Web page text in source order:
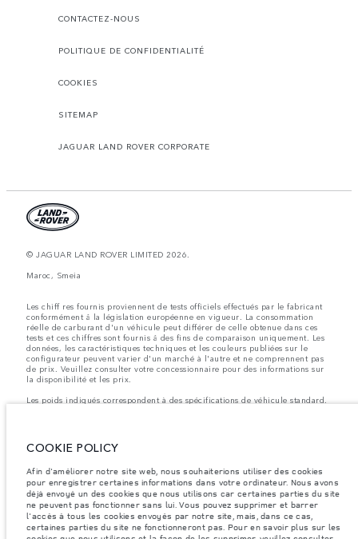
CONTACTEZ-NOUS
POLITIQUE DE CONFIDENTIALITÉ
COOKIES
SITEMAP
JAGUAR LAND ROVER CORPORATE
© JAGUAR LAND ROVER LIMITED 2026.
Maroc, Smeia
Les chiff res fournis proviennent de tests officiels effectués par le fabricant
conformément å la législation européenne en vigueur. La consommation
réelle de carburant d'un véhicule peut différer de celle obtenue dans ces
tests et ces chiffres sont fournis å des fins de comparaison uniquement. Les
données, les caractéristiques techniques et les couleurs publiées sur le
configurateur peuvent varier d'un marché à l'autre et ne comprennent pas
de prix. Veuillez consulter votre concessionnaire pour des informations sur
la disponibilité et les prix.
Les poids indiqués correspondent à des spécifications de véhicule standard.
et des carburants.
Remarque importante sur les images et les spécifications.La pénurie
mondiale de semi-conducteurs affecte actuellement les spécifications de
construction des véhicules, la disponibilité des options et les délais de
construction. Cette situation s’avère très fluctuante, et par conséquent, les
images utilisées actuellement sur le site Web peuvent ne pas refléter
entièrement les spécifications actuelles en ce qui concerne les
caractéristiques, les options, les finitions et les combinaisons de couleurs.
COOKIE POLICY
Afin d'améliorer notre site web, nous souhaiterions utiliser des cookies
pour enregistrer certaines informations dans votre ordinateur. Nous avons
déjà envoyé un des cookies que nous utilisons car certaines parties du site
ne peuvent pas fonctionner sans lui. Vous pouvez supprimer et barrer
l'accès à tous les cookies envoyés par notre site, mais, dans ce cas,
certaines parties du site ne fonctionneront pas. Pour en savoir plus sur les